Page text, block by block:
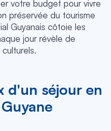
votre budget pour vivre
préservée du tourisme
Guyanais côtoie les
jour révèle de
d'un séjour en